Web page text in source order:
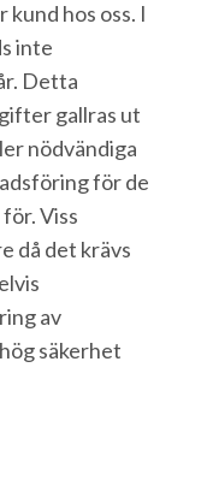
hos oss. I
inte
Detta
gallras ut
nödvändiga
för de
Viss
då det krävs
av
säkerhet